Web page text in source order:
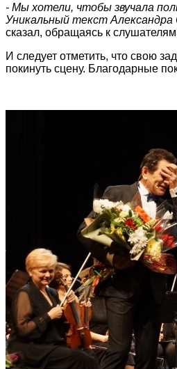
- Мы хотели, чтобы звучала
Уникальный текст Александра
сказал, обращаясь к
И следует отметить, что свою
покинуть сцену. Благодарные